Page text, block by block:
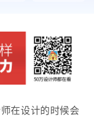
在设计的时候会